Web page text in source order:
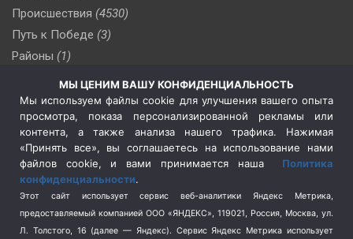
Происшествия (4530)
Путь к Победе (3)
Районы (1)
Сельское хозяйство (3)
Социальная политика
(3)
Спецоперация в Украине
Спецоперация на Украине
(404)
Спорт (740)
Терроризм (1)
МЫ ЦЕНИМ ВАШУ КОНФИДЕНЦИАЛЬНОСТЬ
Мы используем файлы cookie для улучшения вашего опыта
просмотра, показа персонализированной рекламы или
контента, а также анализа нашего трафика. Нажимая
«Принять все», вы соглашаетесь на использование нами
файлов cookie, и вами принимается наша Политика
конфиденциальности.
Этот сайт использует сервис веб-аналитики Яндекс Метрика,
предоставляемый компанией ООО «ЯНДЕКС», 119021, Россия, Москва, ул.
Л. Толстого, 16 (далее — Яндекс). Сервис Яндекс Метрика использует